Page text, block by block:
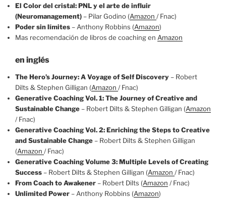
El Color del cristal: PNL y el arte de influir
(Neuromanagement)– Pilar Godino (Amazon / Fnac)
Poder sin límites– Anthony Robbins (Amazon)
Mas recomendación de libros de coaching en Amazon
en inglés
The Hero’s Journey: A Voyage of Self Discovery– Robert
Dilts & Stephen Gilligan (Amazon / Fnac)
Generative Coaching Vol. 1: The Journey of Creative and
Sustainable Change– Robert Dilts & Stephen Gilligan (Amazon
/ Fnac)
Generative Coaching Vol. 2: Enriching the Steps to Creative
and Sustainable Change– Robert Dilts & Stephen Gilligan
(Amazon / Fnac)
Generative Coaching Volume 3: Multiple Levels of Creating
Success– Robert Dilts & Stephen Gilligan (Amazon / Fnac)
From Coach to Awakener– Robert Dilts (Amazon / Fnac)
Unlimited Power– Anthony Robbins (Amazon)